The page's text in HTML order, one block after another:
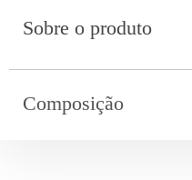
Sobre o produto
Composição